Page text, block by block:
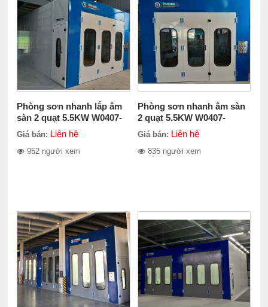
Phòng sơn nhanh lắp âm
sàn 2 quạt 5.5KW W0407-
21100-3
Giá bán: Liên hệ
952 người xem
Phòng sơn nhanh âm sàn
2 quạt 5.5KW W0407-
21100-5
Giá bán: Liên hệ
835 người xem